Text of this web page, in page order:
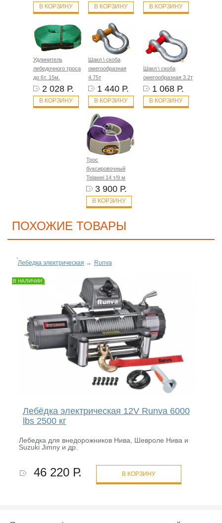
В КОРЗИНУ В КОРЗИНУ В КОРЗИНУ
Удлинитель
лебедочного троса
до 6т. 15м.
2 028 Р.
В КОРЗИНУ
Шакл \ скоба
омегообразная
4.75т
1 440 Р.
В КОРЗИНУ
Шакл \ скоба
омегообразная 3.2т
1 068 Р.
В КОРЗИНУ
Трос
буксировочный
Telawei 14 т/9 м
3 900 Р.
В КОРЗИНУ
ПОХОЖИЕ ТОВАРЫ
Лебедка электрическая → Runva
В НАЛИЧИИ
Лебёдка электрическая 12V Runva 6000
lbs 2500 кг
Лебедка для внедорожников Нива, Шевроле Нива и
Suzuki Jimny и др.
46 220 Р. В КОРЗИНУ